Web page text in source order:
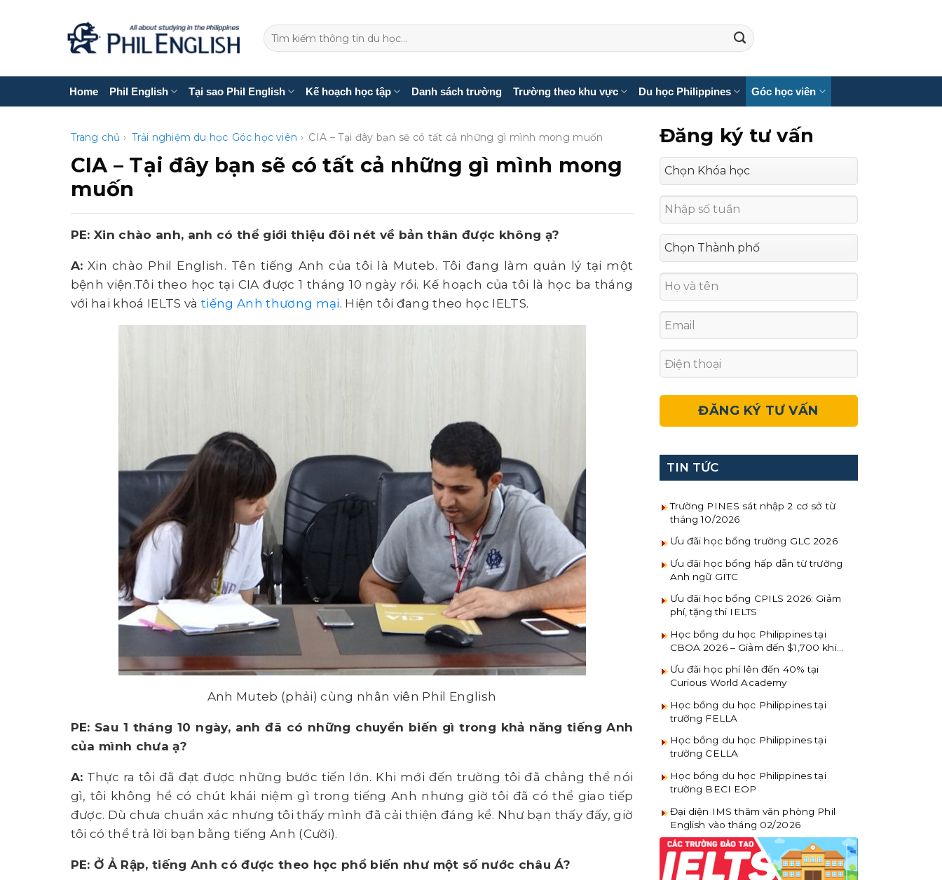
Home Phil English Tại sao Phil English Kế hoạch học tập Danh sách trường Trường theo khu vực Du học Philippines Góc học viên
Trang chủ › Trải nghiệm du học Góc học viên › CIA – Tại đây bạn sẽ có tất cả những gì mình mong muốn
CIA – Tại đây bạn sẽ có tất cả những gì mình mong
muốn
PE: Xin chào anh, anh có thể giới thiệu đôi nét về bản thân được không ạ?
A: Xin chào Phil English. Tên tiếng Anh của tôi là Muteb. Tôi đang làm quản lý tại một
bệnh viện.Tôi theo học tại CIA được 1 tháng 10 ngày rồi. Kế hoạch của tôi là học ba tháng
với hai khoá IELTS và tiếng Anh thương mại. Hiện tôi đang theo học IELTS.
Anh Muteb (phải) cùng nhân viên Phil English
PE: Sau 1 tháng 10 ngày, anh đã có những chuyển biến gì trong khả năng tiếng Anh
của mình chưa ạ?
A: Thực ra tôi đã đạt được những bước tiến lớn. Khi mới đến trường tôi đã chẳng thể nói
gì, tôi không hề có chút khái niệm gì trong tiếng Anh nhưng giờ tôi đã có thể giao tiếp
được. Dù chưa chuẩn xác nhưng tôi thấy mình đã cải thiện đáng kể. Như bạn thấy đấy, giờ
tôi có thể trả lời bạn bằng tiếng Anh (Cười).
PE: Ở Ả Rập, tiếng Anh có được theo học phổ biến như một số nước châu Á?
Đăng ký tư vấn
TIN TỨC
Trường PINES sát nhập 2 cơ sở từ
tháng 10/2026
Ưu đãi học bổng trường GLC 2026
Ưu đãi học bổng hấp dẫn từ trường
Anh ngữ GITC
Ưu đãi học bổng CPILS 2026: Giảm
phí, tặng thi IELTS
Học bổng du học Philippines tại
CBOA 2026 – Giảm đến $1,700 khi
Ưu đãi học phí lên đến 40% tại
Curious World Academy
Học bổng du học Philippines tại
trường FELLA
Học bổng du học Philippines tại
trường CELLA
Học bổng du học Philippines tại
trường BECI EOP
Đại diện IMS thăm văn phòng Phil
English vào tháng 02/2026